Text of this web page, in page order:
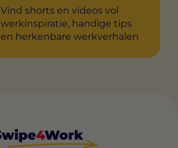
Vind shorts en videos vol
werkinspiratie, handige tips
en herkenbare werkverhalen